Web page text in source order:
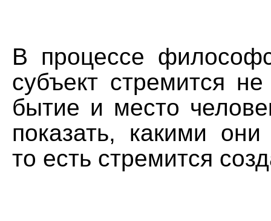
В процессе
субъект стремится
бытие и место
показать, какими
то есть стремится